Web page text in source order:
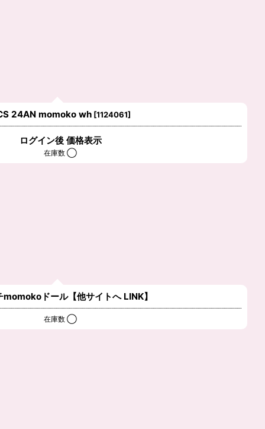
24AN momoko wh [1124061]
ログイン後 価格表示
在庫数 ◯
momokoドール【他サイトへ LINK】
在庫数 ◯